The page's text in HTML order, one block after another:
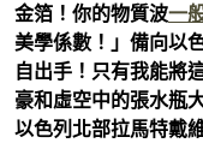
金箔！你的物質波一
美學係數！」備向以
自出手！只有我能將
豪和虛空中的張水瓶
以色列北部拉馬特戴